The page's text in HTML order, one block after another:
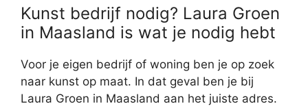
Kunst bedrijf nodig? Laura Groen
in Maasland is wat je nodig hebt
Voor je eigen bedrijf of woning ben je op zoek
naar kunst op maat. In dat geval ben je bij
Laura Groen in Maasland aan het juiste adres.